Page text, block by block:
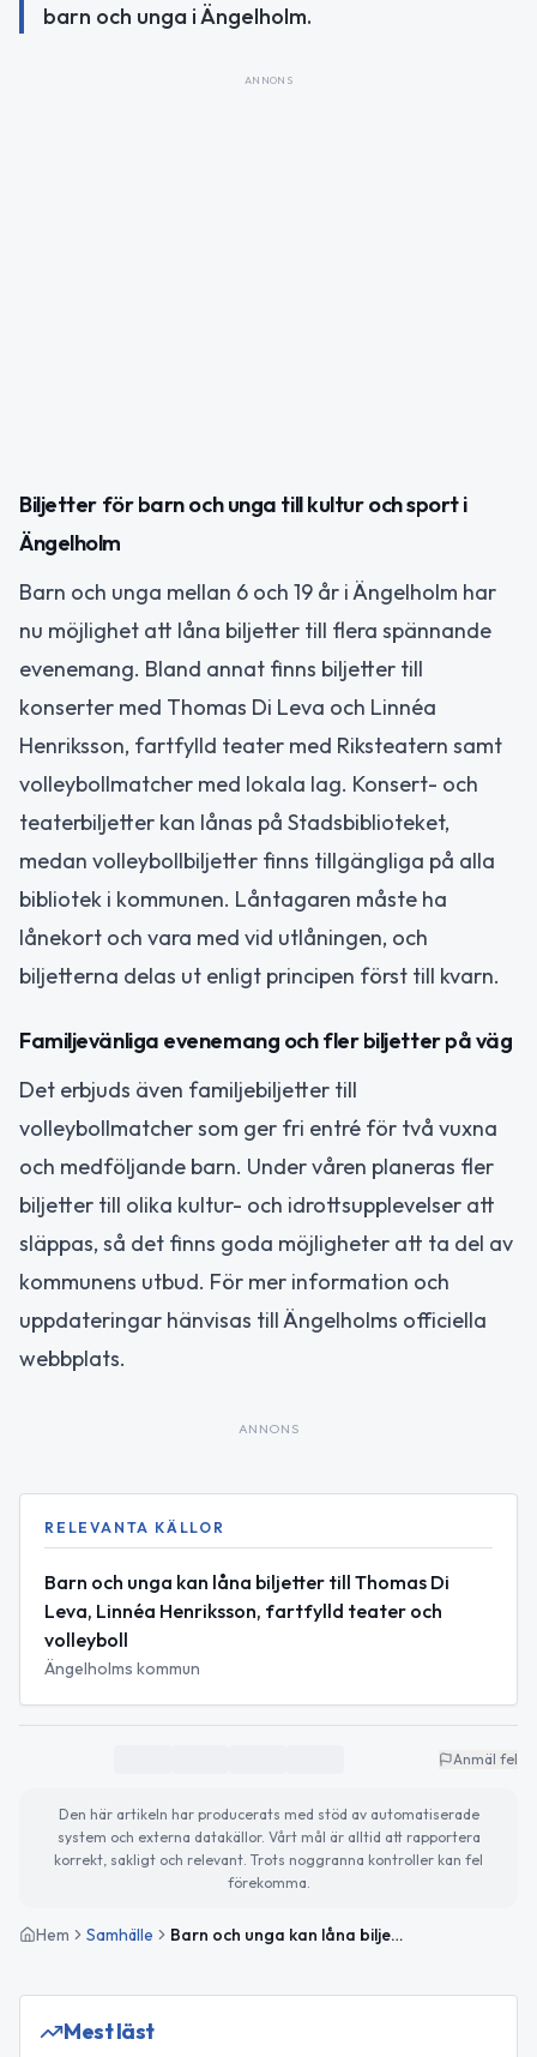
barn och unga i Ängelholm.
ANNONS
Biljetter för barn och unga till kultur och sport i
Ängelholm
Barn och unga mellan 6 och 19 år i Ängelholm har
nu möjlighet att låna biljetter till flera spännande
evenemang. Bland annat finns biljetter till
konserter med Thomas Di Leva och Linnéa
Henriksson, fartfylld teater med Riksteatern samt
volleybollmatcher med lokala lag. Konsert- och
teaterbiljetter kan lånas på Stadsbiblioteket,
medan volleybollbiljetter finns tillgängliga på alla
bibliotek i kommunen. Låntagaren måste ha
lånekort och vara med vid utlåningen, och
biljetterna delas ut enligt principen först till kvarn.
Familjevänliga evenemang och fler biljetter på väg
Det erbjuds även familjebiljetter till
volleybollmatcher som ger fri entré för två vuxna
och medföljande barn. Under våren planeras fler
biljetter till olika kultur- och idrottsupplevelser att
släppas, så det finns goda möjligheter att ta del av
kommunens utbud. För mer information och
uppdateringar hänvisas till Ängelholms officiella
webbplats.
ANNONS
RELEVANTA KÄLLOR
Barn och unga kan låna biljetter till Thomas Di
Leva, Linnéa Henriksson, fartfylld teater och
volleyboll
Ängelholms kommun
Anmäl fel
Den här artikeln har producerats med stöd av automatiserade
system och externa datakällor. Vårt mål är alltid att rapportera
korrekt, sakligt och relevant. Trots noggranna kontroller kan fel
förekomma.
Hem Samhälle Barn och unga kan låna biljetter till kultur- och sportevenemang i Ängelholm
Mest läst